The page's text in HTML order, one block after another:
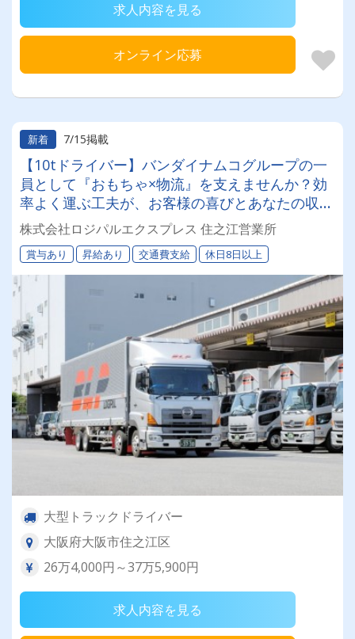
求人内容を見る
オンライン応募
新着 7/15掲載
【10tドライバー】バンダイナムコグループの一
員として『おもちゃ×物流』を支えませんか？効
率よく運ぶ工夫が、お客様の喜びとあなたの収入
アップに直結！「働きやすい職場認証2つ星⭐⭐」
を取得した、安心とやりがいのある環境です。年
間休日125日。『リラックス休暇』でみんなが毎
年10連休取得しています^^♪
株式会社ロジパルエクスプレス 住之江営業所
賞与あり 昇給あり 交通費支給 休日8日以上
大型トラックドライバー
大阪府大阪市住之江区
26万4,000円～37万5,900円
求人内容を見る